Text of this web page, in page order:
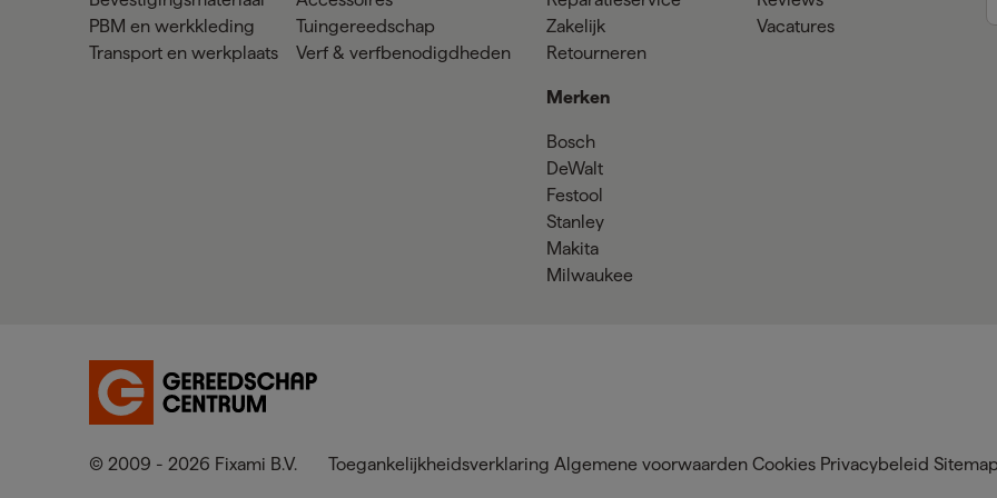
PBM en werkkleding
Transport en werkplaats
Tuingereedschap
Verf & verfbenodigdheden
Zakelijk
Retourneren
Merken
Bosch
DeWalt
Festool
Stanley
Makita
Milwaukee
Vacatures
© 2009 - 2026 Fixami B.V. Toegankelijkheidsverklaring Algemene voorwaarden Cookies Privacybeleid